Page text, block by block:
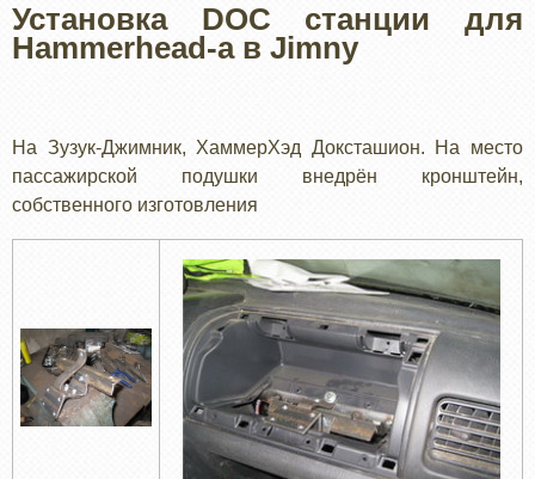
Установка DOC станции для
Hammerhead-а в Jimny
На Зузук-Джимник, ХаммерХэд Доксташион. На место
пассажирской подушки внедрён кронштейн,
собственного изготовления